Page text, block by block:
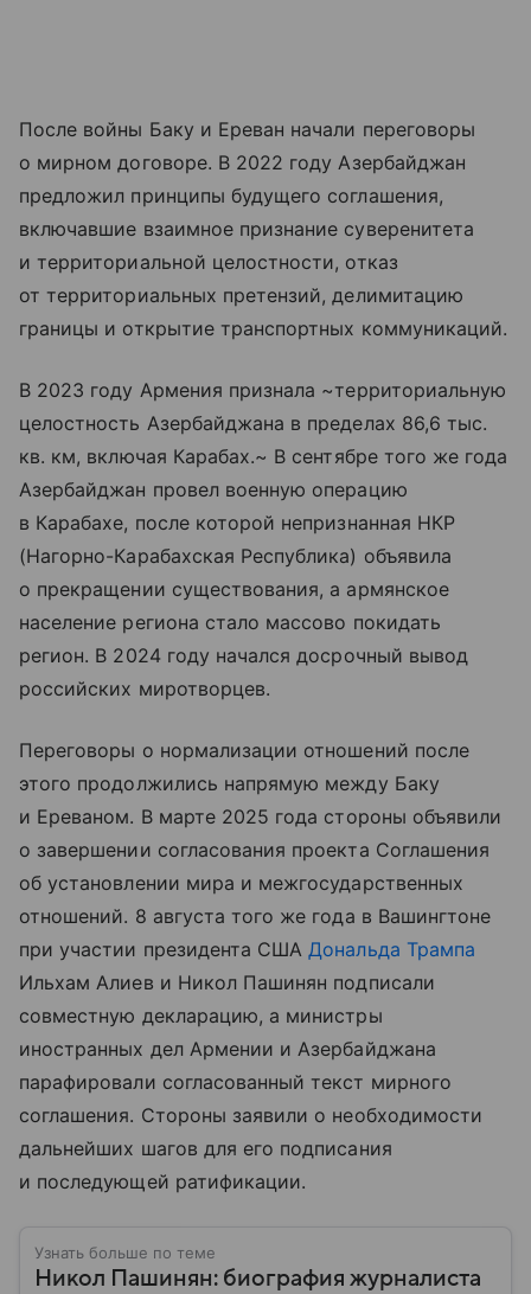
После войны Баку и Ереван начали переговоры
о мирном договоре. В 2022 году Азербайджан
предложил принципы будущего соглашения,
включавшие взаимное признание суверенитета
и территориальной целостности, отказ
от территориальных претензий, делимитацию
границы и открытие транспортных коммуникаций.
В 2023 году Армения признала ~территориальную
целостность Азербайджана в пределах 86,6 тыс.
кв. км, включая Карабах.~ В сентябре того же года
Азербайджан провел военную операцию
в Карабахе, после которой непризнанная НКР
(Нагорно-Карабахская Республика) объявила
о прекращении существования, а армянское
население региона стало массово покидать
регион. В 2024 году начался досрочный вывод
российских миротворцев.
Переговоры о нормализации отношений после
этого продолжились напрямую между Баку
и Ереваном. В марте 2025 года стороны объявили
о завершении согласования проекта Соглашения
об установлении мира и межгосударственных
отношений. 8 августа того же года в Вашингтоне
при участии президента США Дональда Трампа
Ильхам Алиев и Никол Пашинян подписали
совместную декларацию, а министры
иностранных дел Армении и Азербайджана
парафировали согласованный текст мирного
соглашения. Стороны заявили о необходимости
дальнейших шагов для его подписания
и последующей ратификации.
Узнать больше по теме
Никол Пашинян: биография журналиста